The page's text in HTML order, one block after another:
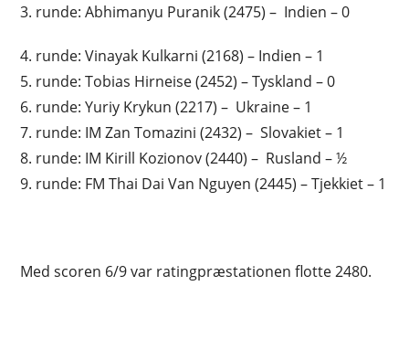
3. runde: Abhimanyu Puranik (2475) – Indien – 0
4. runde: Vinayak Kulkarni (2168) – Indien – 1
5. runde: Tobias Hirneise (2452) – Tyskland – 0
6. runde: Yuriy Krykun (2217) – Ukraine – 1
7. runde: IM Zan Tomazini (2432) – Slovakiet – 1
8. runde: IM Kirill Kozionov (2440) – Rusland – ½
9. runde: FM Thai Dai Van Nguyen (2445) – Tjekkiet – 1
Med scoren 6/9 var ratingpræstationen flotte 2480.